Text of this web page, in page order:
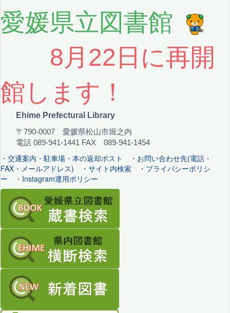
愛媛県立図書館
8月22日に再開
館します！
Ehime Prefectural Library
〒790-0007 愛媛県松山市堀之内
電話 089-941-1441 FAX 089-941-1454
・ 交通案内・駐車場・本の返却ポスト ・ お問い合わせ先(電話・
FAX・メールアドレス) ・ サイト内検索 ・ プライバシーポリシ
ー ・ Instagram運用ポリシー